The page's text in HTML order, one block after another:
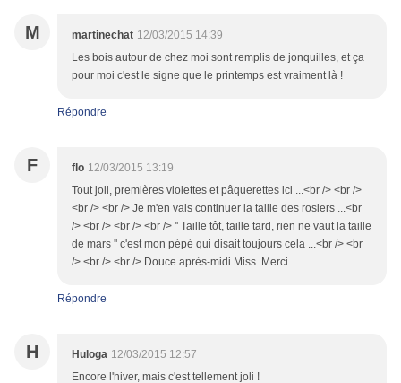
M martinechat 12/03/2015 14:39
Les bois autour de chez moi sont remplis de jonquilles, et ça
pour moi c'est le signe que le printemps est vraiment là !
Répondre
F flo 12/03/2015 13:19
Tout joli, premières violettes et pâquerettes ici ...<br /> <br />
<br /> <br /> Je m'en vais continuer la taille des rosiers ...<br
/> <br /> <br /> <br /> '' Taille tôt, taille tard, rien ne vaut la taille
de mars '' c'est mon pépé qui disait toujours cela ...<br /> <br
/> <br /> <br /> Douce après-midi Miss. Merci
Répondre
H Huloga 12/03/2015 12:57
Encore l'hiver, mais c'est tellement joli !